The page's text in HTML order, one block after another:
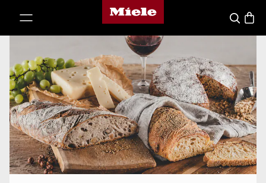
Miele-Homepage
Suche